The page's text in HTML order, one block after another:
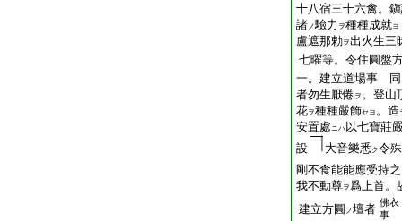
十八宿三十六禽。
諸ノ驗力 ヲ種種成就ヨ
盧遮那勅ヲ出火生三
七曜等。令住圓盤
一。建立道場事 同
者勿生厭倦 ヲ 。登山
花ヲ種種嚴飾セヨ 。造
安置處ニハ 以七寶莊
設
大音樂悉ク令
剛不食能能應受持
我不動尊ヲ爲上首。
建立方圓 ノ壇者 佛衣
事